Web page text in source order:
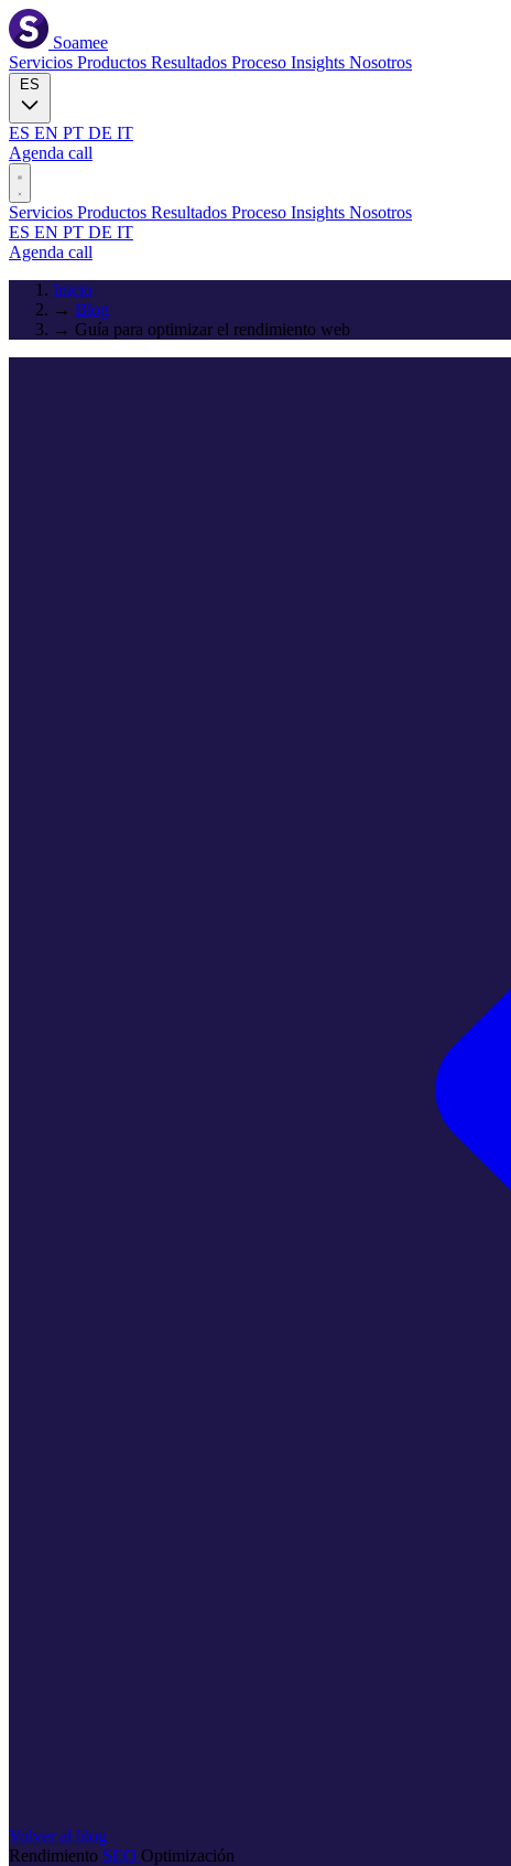
Soamee
Servicios Productos Resultados Proceso Insights Nosotros
ES EN PT DE IT
Agenda call
Servicios Productos Resultados Proceso Insights Nosotros
ES EN PT DE IT
Agenda call
Inicio
→ Blog
→ Guía para optimizar el rendimiento web
Volver al blog
Rendimiento SEO Optimización